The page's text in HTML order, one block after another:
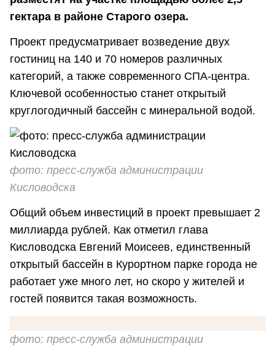
гектара в районе Старого озера.
Проект предусматривает возведение двух
гостиниц на 140 и 70 номеров различных
категорий, а также современного СПА-центра.
Ключевой особенностью станет открытый
круглогодичный бассейн с минеральной водой.
фото: пресс-служба администрации
Кисловодска
Общий объем инвестиций в проект превышает 2
миллиарда рублей. Как отметил глава
Кисловодска Евгений Моисеев, единственный
открытый бассейн в Курортном парке города не
работает уже много лет, но скоро у жителей и
гостей появится такая возможность.
фото: пресс-служба администрации